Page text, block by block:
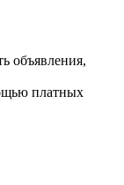
объявления,
платных